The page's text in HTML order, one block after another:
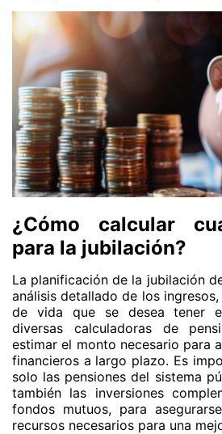
¿Cómo calcular
para la jubilación?
La planificación de la jubilación
análisis detallado de los
de vida que se desea tener
diversas calculadoras de
estimar el monto necesario para
financieros a largo plazo. Es
solo las pensiones del sistema
también las inversiones
fondos mutuos, para
recursos necesarios para una